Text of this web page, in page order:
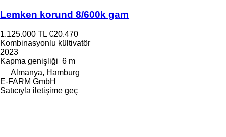
Lemken korund 8/600k gam
1.125.000 TL €20.470
Kombinasyonlu kültivatör
2023
Kapma genişliği 6 m
Almanya, Hamburg
E-FARM GmbH
Satıcıyla iletişime geç